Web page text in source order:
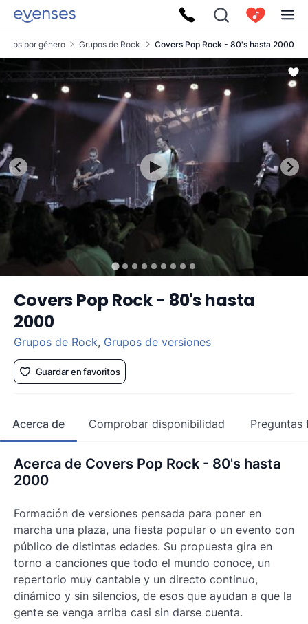
por género Grupos de Rock Covers Pop Rock - 80's hasta 2000
Covers Pop Rock - 80's hasta
2000
Grupos de Rock, Grupos de versiones
Guardar en favoritos
Acerca de Comprobar disponibilidad Preguntas
Acerca de Covers Pop Rock - 80's hasta
2000
Formación de versiones pensada para poner en
marcha una plaza, una fiesta popular o un evento con
público de distintas edades. Su propuesta gira en
torno a canciones que todo el mundo conoce, un
repertorio muy cantable y un directo continuo,
dinámico y sin silencios, de esos que ayudan a que la
gente se venga arriba casi sin darse cuenta.